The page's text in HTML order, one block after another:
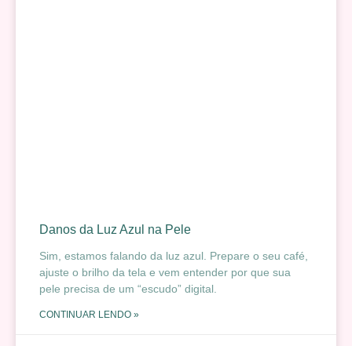
Danos da Luz Azul na Pele
Sim, estamos falando da luz azul. Prepare o seu café,
ajuste o brilho da tela e vem entender por que sua
pele precisa de um “escudo” digital.
CONTINUAR LENDO »